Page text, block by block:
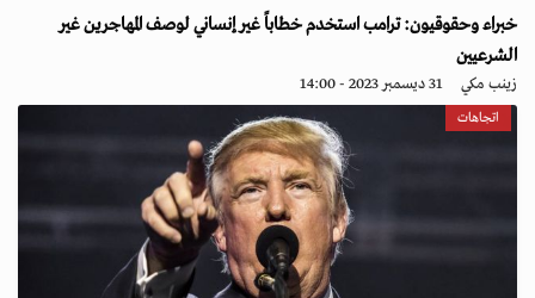
خبراء وحقوقيون: ترامب استخدم خطاباً غير إنساني لوصف المهاجرين غير
الشرعيين
زينب مكي 31 ديسمبر 2023 - 14:00
اتجاهات